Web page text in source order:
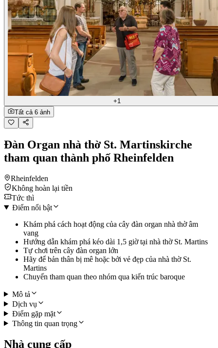
+1
Tất cả 6 ảnh
Đàn Organ nhà thờ St. Martinskirche
tham quan thành phố Rheinfelden
Rheinfelden
Không hoàn lại tiền
Tức thì
Điểm nổi bật
Khám phá cách hoạt động của cây đàn organ nhà thờ âm
vang
Hướng dẫn khám phá kéo dài 1,5 giờ tại nhà thờ St. Martins
Tự chơi trên cây đàn organ lớn
Hãy để bản thân bị mê hoặc bởi vẻ đẹp của nhà thờ St.
Martins
Chuyến tham quan theo nhóm qua kiến trúc baroque
Mô tả
Dịch vụ
Điểm gặp mặt
Thông tin quan trọng
Nhà cung cấp